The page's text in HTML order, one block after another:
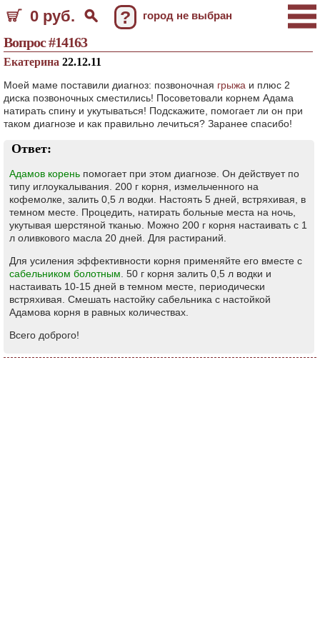
0 руб. ? город не выбран
Вопрос #14163
Екатерина 22.12.11
Моей маме поставили диагноз: позвоночная грыжа и плюс 2
диска позвоночных сместились! Посоветовали корнем Адама
натирать спину и укутываться! Подскажите, помогает ли он при
таком диагнозе и как правильно лечиться? Заранее спасибо!
Ответ:
Адамов корень помогает при этом диагнозе. Он действует по
типу иглоукалывания. 200 г корня, измельченного на
кофемолке, залить 0,5 л водки. Настоять 5 дней, встряхивая, в
темном месте. Процедить, натирать больные места на ночь,
укутывая шерстяной тканью. Можно 200 г корня настаивать с 1
л оливкового масла 20 дней. Для растираний.
Для усиления эффективности корня применяйте его вместе с
сабельником болотным . 50 г корня залить 0,5 л водки и
настаивать 10-15 дней в темном месте, периодически
встряхивая. Смешать настойку сабельника с настойкой
Адамова корня в равных количествах.
Всего доброго!